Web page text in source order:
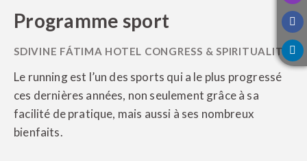
Programme sport
Le running est l’un des sports qui a le plus progressé
ces dernières années, non seulement grâce à sa
facilité de pratique, mais aussi à ses nombreux
bienfaits.